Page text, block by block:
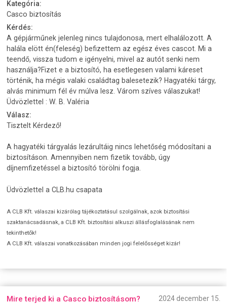
Kategória:
Casco biztosítás
Kérdés:
A gépjárműnek jelenleg nincs tulajdonosa, mert elhalálozott. A
halála elött én(feleség) befizettem az egész éves cascot. Mi a
teendő, vissza tudom e igényelni, mivel az autót senki nem
használja?Fizet e a biztosító, ha esetlegesen valami káreset
történik, ha mégis valaki családtag balesetezik? Hagyatéki tárgy,
alvás minimum fél év múlva lesz. Várom szíves válaszukat!
Üdvözlettel : W. B. Valéria
Válasz:
Tisztelt Kérdező!
A hagyatéki tárgyalás lezárultáig nincs lehetőség módosítani a
biztosításon. Amennyiben nem fizetik tovább, úgy
díjnemfizetéssel a biztosító törölni fogja.
Üdvözlettel a CLB.hu csapata
A CLB Kft. válaszai kizárólag tájékoztatásul szolgálnak, azok biztosítási
szaktanácsadásnak, a CLB Kft. biztosítási alkuszi állásfoglalásának nem
tekinthetők!
A CLB Kft. válaszai vonatkozásában minden jogi felelősséget kizár!
Mire terjed ki a Casco biztosításom?
2024 december 15.